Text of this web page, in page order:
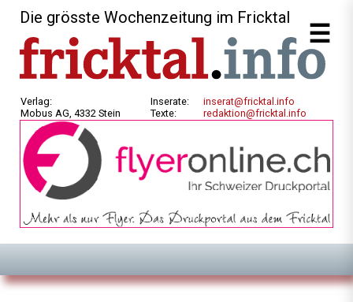
Die grösste Wochenzeitung im Fricktal
Verlag:
Mobus AG, 4332 Stein
Inserate:
Texte:
inserat@fricktal.info
redaktion@fricktal.info